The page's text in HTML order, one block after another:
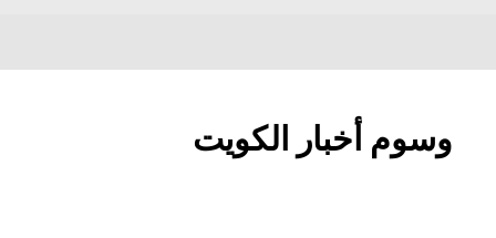
وسوم أخبار الكويت